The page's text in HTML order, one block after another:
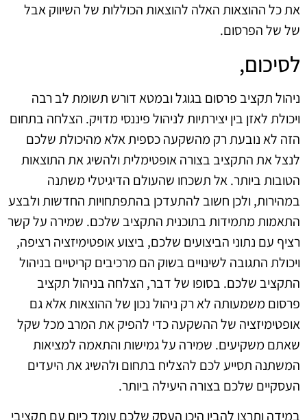
את כל ההוצאות האלה להוצאות הכוללות של השיווק אבל
של של הפרסום.
לסיכום,
ניהול תקציב פרסום בגוגל ובמטא דורש תשומת לב רבה
ויכולת לאזן בין יצירתיות לניהול פיננסי מדויק. הצלחה בתחום
הזה לא נובעת רק מהשקעה כספית אלא מהיכולת שלכם
לנצל את התקציב בצורה אופטימלית ולהשיג את התוצאות
הטובות ביותר. אל תשכחו שהעולם הדיגיטלי משתנה
במהירות, ולכן חשוב להתעדכן בהתפתחויות החדשות ולבצע
התאמות מתמידות בתוכנית התקציב שלכם. שמירה על קשר
רציף עם נתוני הביצועים שלכם, ביצוע אופטימיזציה רציפה,
ויכולת התגובה לשינויים בשוק הם מרכיבים קריטיים בניהול
התקציב שלכם. בסופו של דבר, הצלחה בניהול תקציב
פרסום משמעותה לא רק ניהול נכון של ההוצאות אלא גם
אופטימיזציה של ההשקעה כדי להפיק את המרב מכל שקל
שאתם משקיעים. שמירה על גמישות והתאמה למציאות
המשתנה תסייע לכם להצליח בתחום ולהשיג את היעדים
העסקיים שלכם בצורה היעילה ביותר.
במידה ותרצו להבין היכן העסק שלכם עומד כיום עם תקציבי